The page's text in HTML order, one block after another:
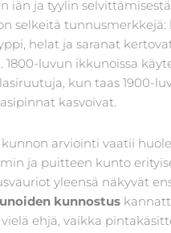
iän ja tyylin
selkeitä
helat ja saranat
1800-luvun ikkunoissa
kun taas 1900-
kasvoivat.
arviointi vaatii
ja puitteen kunto
yleensä näkyvät
kunnostus
ehjä, vaikka